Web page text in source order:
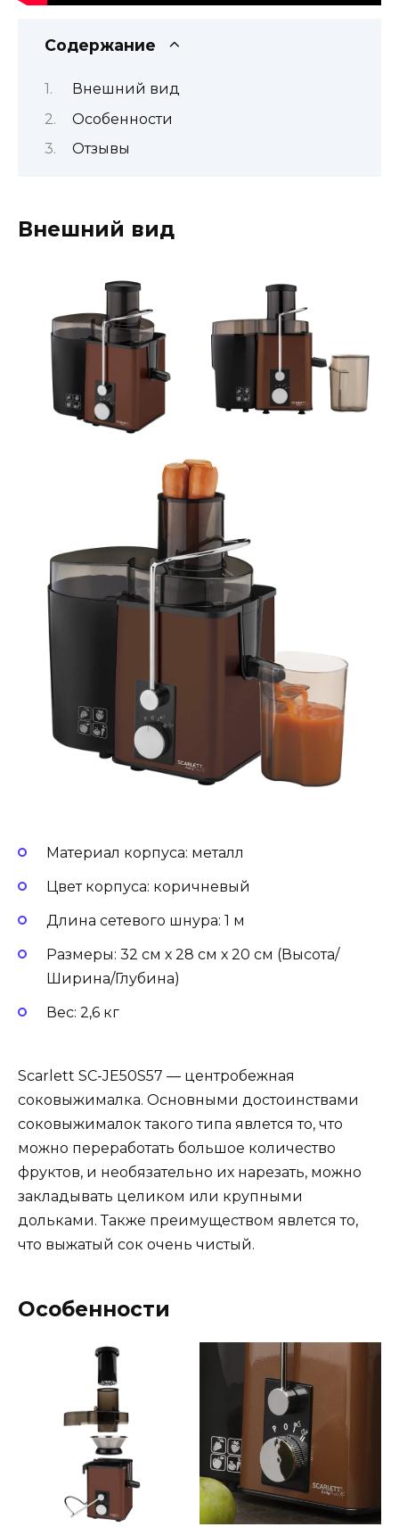
Содержание
Внешний вид
Особенности
Отзывы
Внешний вид
Материал корпуса: металл
Цвет корпуса: коричневый
Длина сетевого шнура: 1 м
Размеры: 32 см х 28 см х 20 см (Высота/
Ширина/Глубина)
Вес: 2,6 кг
Scarlett SC-JE50S57 — центробежная
соковыжималка. Основными достоинствами
соковыжималок такого типа явлется то, что
можно переработать большое количество
фруктов, и необязательно их нарезать, можно
закладывать целиком или крупными
дольками. Также преимуществом явлется то,
что выжатый сок очень чистый.
Особенности